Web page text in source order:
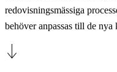
redovisningsmässiga
behöver anpassas till de nya